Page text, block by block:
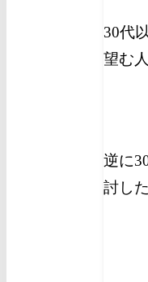
30代
望む
逆に
討し